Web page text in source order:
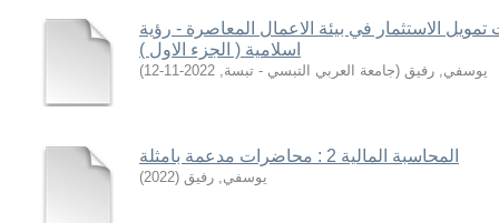
تمويل الاستثمار في بيئة الاعمال المعاصرة - رؤية
اسلامية ( الجزء الاول )
يوسفي, رفيق (جامعة العربي التبسي - تبسة,
2022-11-12
)
المحاسبة المالية 2 : محاضرات مدعمة بامثلة
يوسفي, رفيق (
2022
)